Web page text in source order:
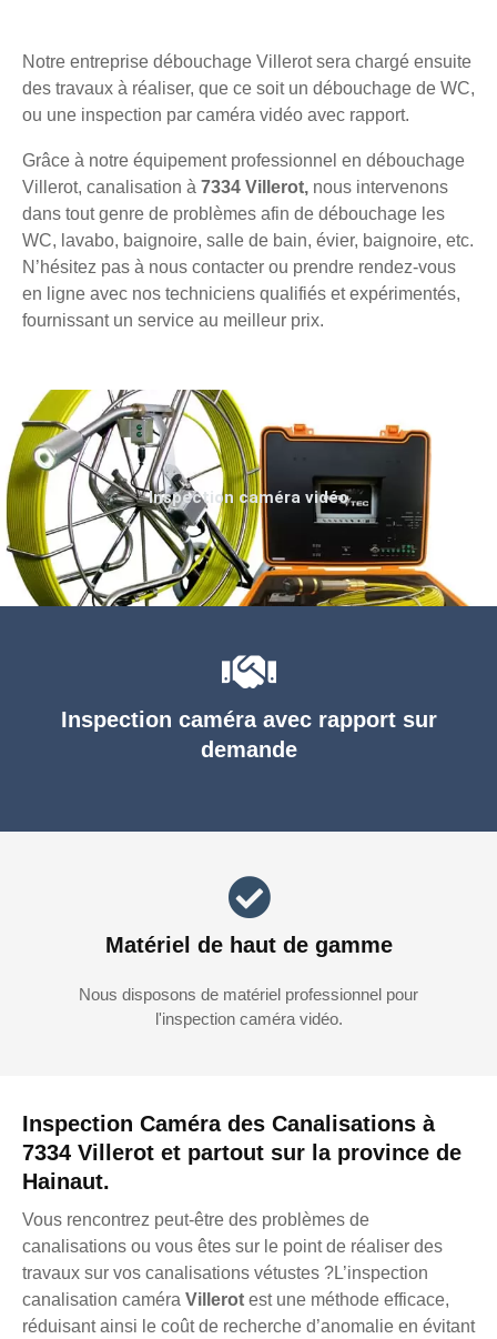
Notre entreprise débouchage Villerot sera chargé ensuite
des travaux à réaliser, que ce soit un débouchage de WC,
ou une inspection par caméra vidéo avec rapport.
Grâce à notre équipement professionnel en débouchage
Villerot, canalisation à 7334 Villerot, nous intervenons
dans tout genre de problèmes afin de débouchage les
WC, lavabo, baignoire, salle de bain, évier, baignoire, etc.
N’hésitez pas à nous contacter ou prendre rendez-vous
en ligne avec nos techniciens qualifiés et expérimentés,
fournissant un service au meilleur prix.
Inspection Caméra des Canalisations à
7334 Villerot et partout sur la province de
Hainaut.
Vous rencontrez peut-être des problèmes de
canalisations ou vous êtes sur le point de réaliser des
travaux sur vos canalisations vétustes ?L’inspection
canalisation caméra Villerot est une méthode efficace,
réduisant ainsi le coût de recherche d’anomalie en évitant
Inspection caméra avec rapport sur
demande
Matériel de haut de gamme
Nous disposons de matériel professionnel pour
l'inspection caméra vidéo.
Inspection caméra vidéo